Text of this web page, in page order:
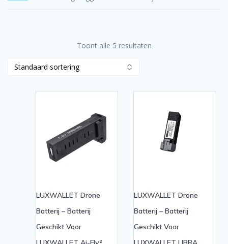
Toont alle 5 resultaten
LUXWALLET Drone
Batterij – Batterij
Geschikt Voor
LUXWALLET Drone
Batterij – Batterij
Geschikt Voor